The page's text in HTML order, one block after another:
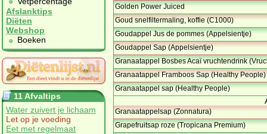
Afslanktips
Diëten
Webshop
Boeken
11 Afvaltips
Water zuivert je lichaam
Let op je voeding
Eet met regelmaat
Golden Power Juiced
Goud snelfiltermaling, koffie (C1000)
Goudappel Jus de pommes (Appelsientje)
Goudappel Sap (Appelsientje)
Granaatappel Bosbes Acaï vruchtendrink
Granaatappel Framboos Sap (Healthy People)
Granaatappel sap (Healthy People)
Granaatappelsap (Zonnatura)
Grapefruitsap roze (Tropicana Premium)